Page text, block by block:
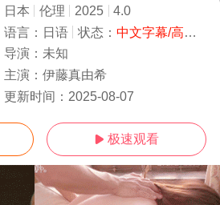
日本 伦理 2025
4.0
语言： 日语 状态： 中文字幕/高清
导演： 未知
主演： 伊藤真由希
更新时间： 2025-08-07
 极速观看